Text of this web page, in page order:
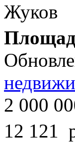
Жуков
2 000
12 121